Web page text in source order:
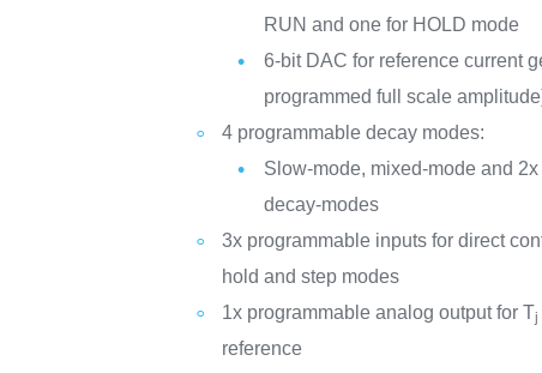
RUN and one for HOLD mode
6-bit DAC for reference current
programmed full scale
4 programmable decay modes:
Slow-mode, mixed-mode and
decay-modes
3x programmable inputs for direct
hold and step modes
1x programmable analog output for Tj
reference